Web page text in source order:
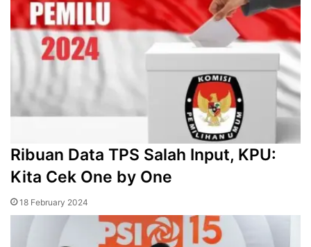
Ribuan Data TPS Salah Input, KPU:
Kita Cek One by One
18 February 2024